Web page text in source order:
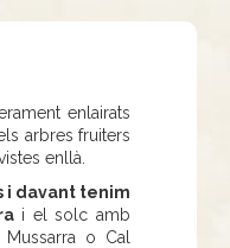
enlairats
arbres fruiters
enllà.
i davant tenim
i el solc amb
o Cal